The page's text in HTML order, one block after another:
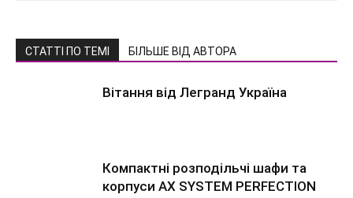
СТАТТІ ПО ТЕМІ БІЛЬШЕ ВІД АВТОРА
Вітання від Легранд Україна
Компактні розподільчі шафи та
корпуси AX SYSTEM PERFECTION